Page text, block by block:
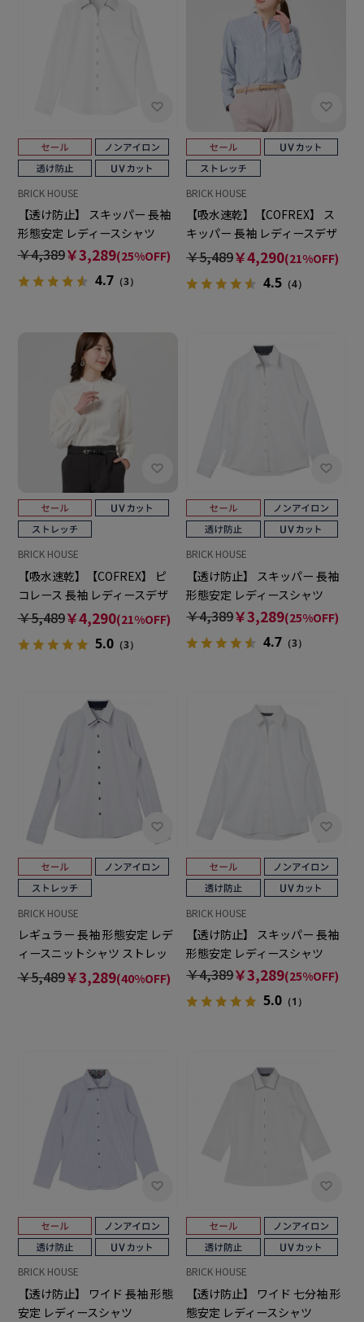
BRICK HOUSE
【透け防止】 スキッパー 長袖
形態安定 レディースシャツ
￥4,389￥3,289(25%OFF)
4.7（3）
BRICK HOUSE
【吸水速乾】【COFREX】 ス
キッパー 長袖 レディースデザ
インシャツ
￥5,489￥4,290(21%OFF)
4.5 （4）
BRICK HOUSE
【吸水速乾】【COFREX】 ピ
コレース 長袖 レディースデザ
インシャツ
￥5,489￥4,290(21%OFF)
5.0（3）
BRICK HOUSE
【透け防止】 スキッパー 長袖
形態安定 レディースシャツ
￥4,389￥3,289(25%OFF)
4.7 （3）
BRICK HOUSE
レギュラー 長袖 形態安定 レデ
ィースニットシャツ ストレッ
チ
￥5,489￥3,289(40%OFF)
BRICK HOUSE
【透け防止】 スキッパー 長袖
形態安定 レディースシャツ
￥4,389￥3,289(25%OFF)
5.0 （1）
BRICK HOUSE
【透け防止】 ワイド 長袖 形態
安定 レディースシャツ
BRICK HOUSE
【透け防止】 ワイド 七分袖 形
態安定 レディースシャツ